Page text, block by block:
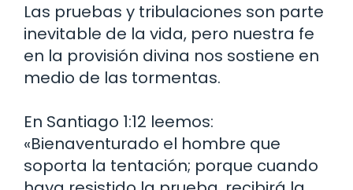
Las pruebas y tribulaciones son parte
inevitable de la vida, pero nuestra fe
en la provisión divina nos sostiene en
medio de las tormentas.
En Santiago 1:12 leemos:
«Bienaventurado el hombre que
soporta la tentación; porque cuando